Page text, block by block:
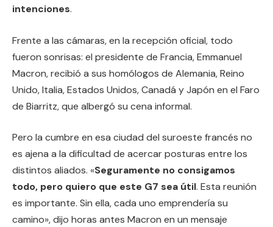
intenciones.
Frente a las cámaras, en la recepción oficial, todo
fueron sonrisas: el presidente de Francia, Emmanuel
Macron, recibió a sus homólogos de Alemania, Reino
Unido, Italia, Estados Unidos, Canadá y Japón en el Faro
de Biarritz, que albergó su cena informal.
Pero la cumbre en esa ciudad del suroeste francés no
es ajena a la dificultad de acercar posturas entre los
distintos aliados. «Seguramente no consigamos
todo, pero quiero que este G7 sea útil. Esta reunión
es importante. Sin ella, cada uno emprendería su
camino», dijo horas antes Macron en un mensaje